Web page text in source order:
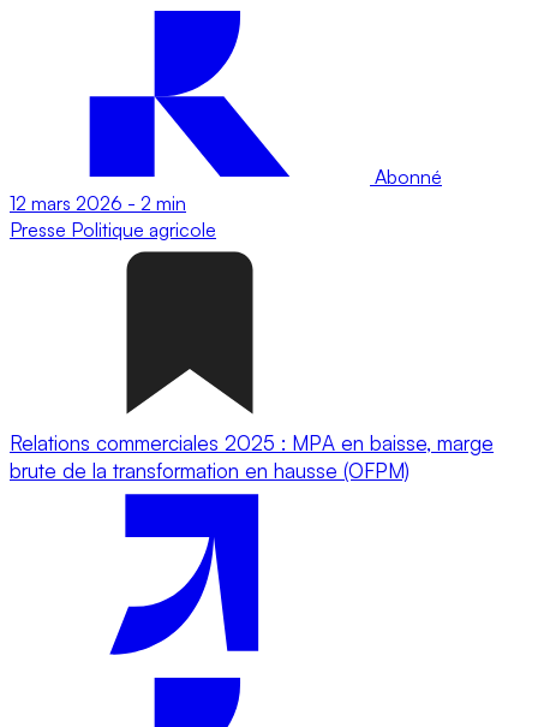
Abonné
12 mars 2026 - 2 min
Presse Politique agricole
Relations commerciales 2025 : MPA en baisse, marge
brute de la transformation en hausse (OFPM)